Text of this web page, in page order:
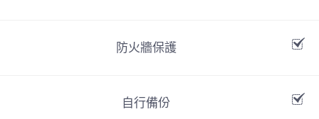
防火牆保護
自行備份